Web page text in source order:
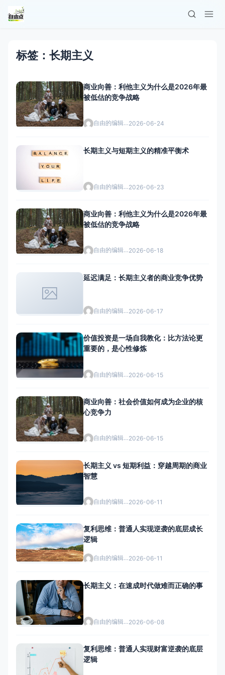
标签：长期主义
商业向善：利他主义为什么是2026年最
被低估的竞争战略
自由的编辑者2026-06-24
长期主义与短期主义的精准平衡术
自由的编辑者2026-06-23
商业向善：利他主义为什么是2026年最
被低估的竞争战略
自由的编辑者2026-06-18
延迟满足：长期主义者的商业竞争优势
自由的编辑者2026-06-17
价值投资是一场自我教化：比方法论更
重要的，是心性修炼
自由的编辑者2026-06-15
商业向善：社会价值如何成为企业的核
心竞争力
自由的编辑者2026-06-15
长期主义 vs 短期利益：穿越周期的商业
智慧
自由的编辑者2026-06-11
复利思维：普通人实现逆袭的底层成长
逻辑
自由的编辑者2026-06-11
长期主义：在速成时代做难而正确的事
自由的编辑者2026-06-08
复利思维：普通人实现财富逆袭的底层
逻辑